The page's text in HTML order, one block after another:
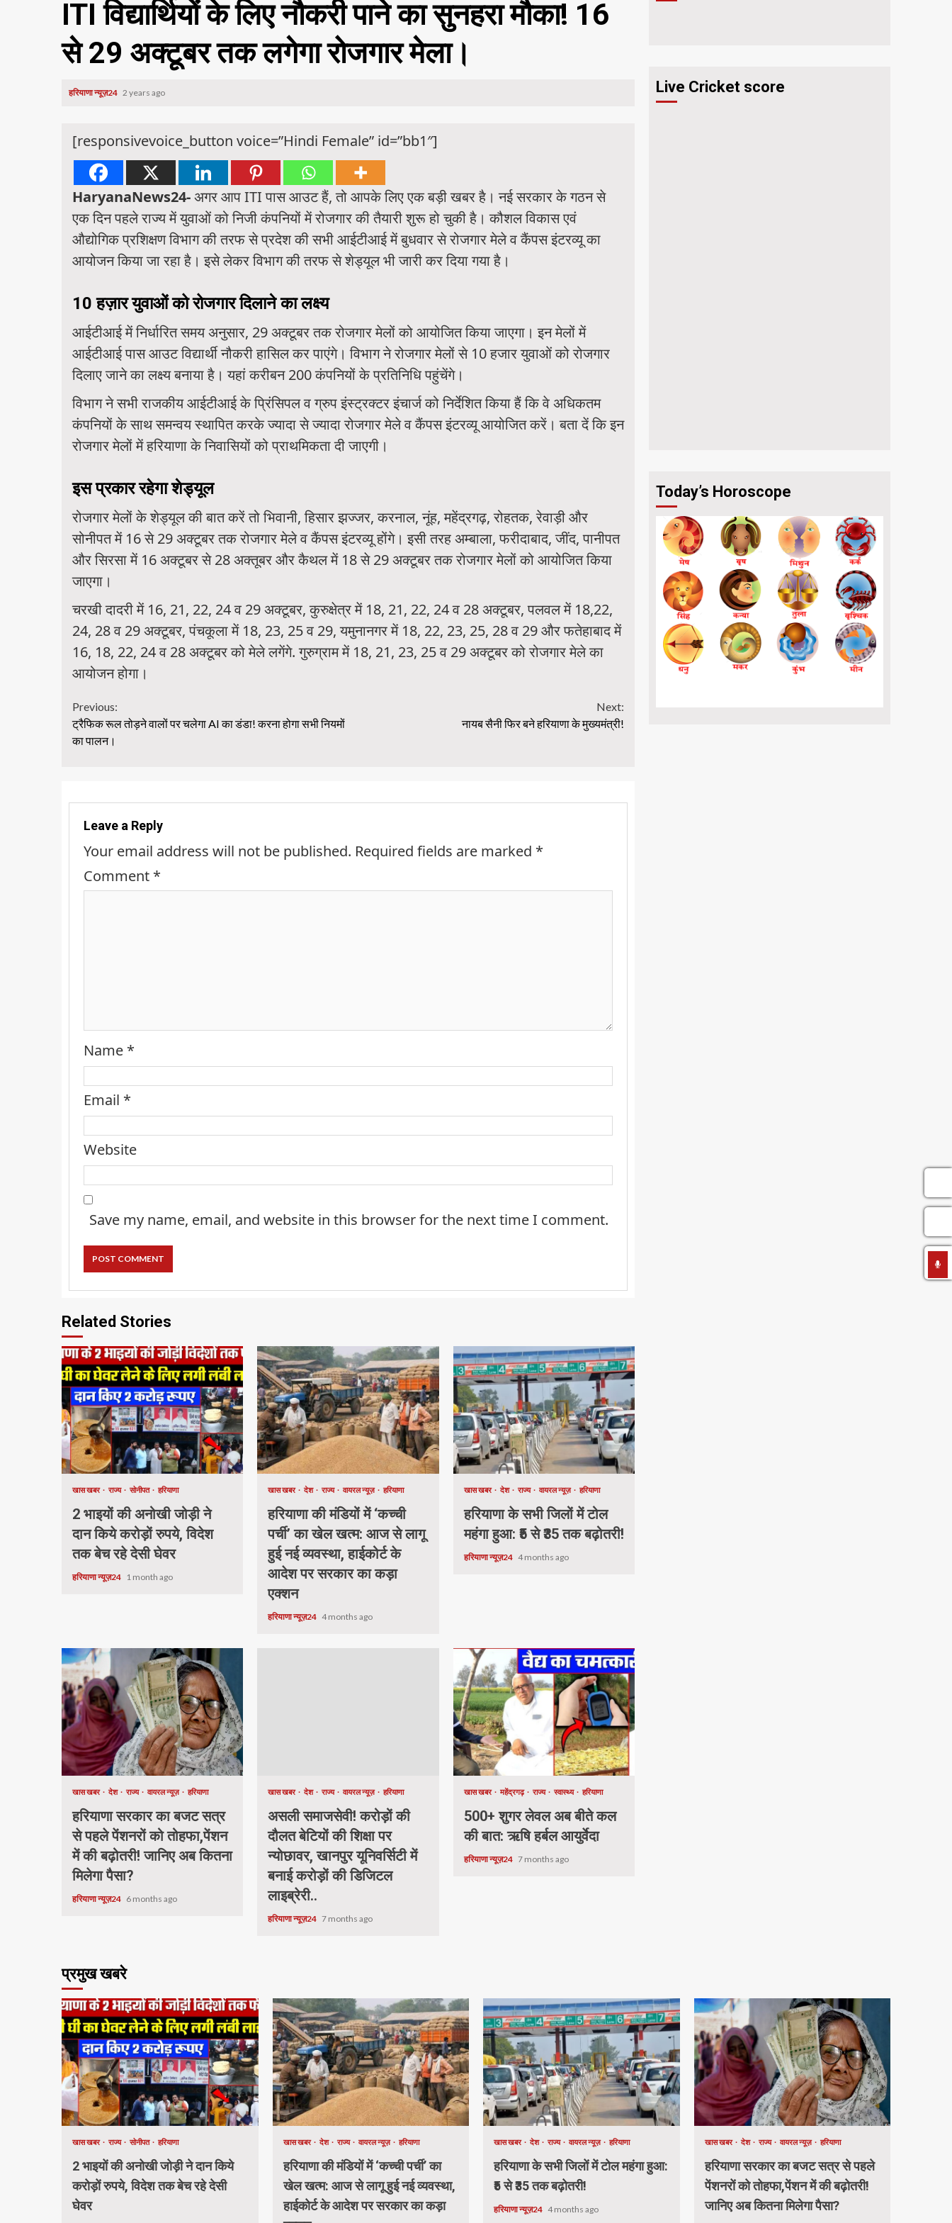
ITI विद्यार्थियों के लिए नौकरी पाने का सुनहरा मौका! 16
से 29 अक्टूबर तक लगेगा रोजगार मेला।
हरियाणा न्यूज़24 2 years ago
[responsivevoice_button voice=”Hindi Female” id=”bb1″]
HaryanaNews24-अगर आप ITI पास आउट हैं, तो आपके लिए एक बड़ी खबर है। नई सरकार के गठन से
एक दिन पहले राज्य में युवाओं को निजी कंपनियों में रोजगार की तैयारी शुरू हो चुकी है। कौशल विकास एवं
औद्योगिक प्रशिक्षण विभाग की तरफ से प्रदेश की सभी आईटीआई में बुधवार से रोजगार मेले व कैंपस इंटरव्यू का
आयोजन किया जा रहा है। इसे लेकर विभाग की तरफ से शेड्यूल भी जारी कर दिया गया है।
10 हज़ार युवाओं को रोजगार दिलाने का लक्ष्य
आईटीआई में निर्धारित समय अनुसार, 29 अक्टूबर तक रोजगार मेलों को आयोजित किया जाएगा। इन मेलों में
आईटीआई पास आउट विद्यार्थी नौकरी हासिल कर पाएंगे। विभाग ने रोजगार मेलों से 10 हजार युवाओं को रोजगार
दिलाए जाने का लक्ष्य बनाया है। यहां करीबन 200 कंपनियों के प्रतिनिधि पहुंचेंगे।
विभाग ने सभी राजकीय आईटीआई के प्रिंसिपल व ग्रुप इंस्ट्रक्टर इंचार्ज को निर्देशित किया हैं कि वे अधिकतम
कंपनियों के साथ समन्वय स्थापित करके ज्यादा से ज्यादा रोजगार मेले व कैंपस इंटरव्यू आयोजित करें। बता दें कि इन
रोजगार मेलों में हरियाणा के निवासियों को प्राथमिकता दी जाएगी।
इस प्रकार रहेगा शेड्यूल
रोजगार मेलों के शेड्यूल की बात करें तो भिवानी, हिसार झज्जर, करनाल, नूंह, महेंद्रगढ़, रोहतक, रेवाड़ी और
सोनीपत में 16 से 29 अक्टूबर तक रोजगार मेले व कैंपस इंटरव्यू होंगे। इसी तरह अम्बाला, फरीदाबाद, जींद, पानीपत
और सिरसा में 16 अक्टूबर से 28 अक्तूबर और कैथल में 18 से 29 अक्टूबर तक रोजगार मेलों को आयोजित किया
जाएगा।
चरखी दादरी में 16, 21, 22, 24 व 29 अक्टूबर, कुरुक्षेत्र में 18, 21, 22, 24 व 28 अक्टूबर, पलवल में 18,22,
24, 28 व 29 अक्टूबर, पंचकूला में 18, 23, 25 व 29, यमुनानगर में 18, 22, 23, 25, 28 व 29 और फतेहाबाद में
16, 18, 22, 24 व 28 अक्टूबर को मेले लगेंगे. गुरुग्राम में 18, 21, 23, 25 व 29 अक्टूबर को रोजगार मेले का
आयोजन होगा।
Continue
Reading
Previous:
ट्रैफिक रूल तोड़ने वालों पर चलेगा AI का डंडा! करना होगा सभी नियमों
का पालन।
Next:
नायब सैनी फिर बने हरियाणा के मुख्यमंत्री!
Leave a Reply
Your email address will not be published. Required fields are marked *
Comment *
Name *
Email *
Website
Save my name, email, and website in this browser for the next time I comment.
Related Stories
खास खबर राज्य सोनीपत हरियाणा
2 भाइयों की अनोखी जोड़ी ने
दान किये करोड़ों रुपये, विदेश
तक बेच रहे देसी घेवर
हरियाणा न्यूज़24 1 month ago
खास खबर देश राज्य वायरल न्यूज़ हरियाणा
हरियाणा की मंडियों में ‘कच्ची
पर्ची’ का खेल खत्म: आज से लागू
हुई नई व्यवस्था, हाईकोर्ट के
आदेश पर सरकार का कड़ा
एक्शन
हरियाणा न्यूज़24 4 months ago
खास खबर देश राज्य वायरल न्यूज़ हरियाणा
हरियाणा के सभी जिलों में टोल
महंगा हुआ: ₹5 से ₹35 तक बढ़ोतरी!
हरियाणा न्यूज़24 4 months ago
खास खबर देश राज्य वायरल न्यूज़ हरियाणा
हरियाणा सरकार का बजट सत्र
से पहले पेंशनरों को तोहफा,पेंशन
में की बढ़ोतरी! जानिए अब कितना
मिलेगा पैसा?
हरियाणा न्यूज़24 6 months ago
खास खबर देश राज्य वायरल न्यूज़ हरियाणा
असली समाजसेवी! करोड़ों की
दौलत बेटियों की शिक्षा पर
न्योछावर, खानपुर यूनिवर्सिटी में
बनाई करोड़ों की डिजिटल
लाइब्रेरी..
हरियाणा न्यूज़24 7 months ago
खास खबर महेंद्रगढ़ राज्य स्वास्थ्य हरियाणा
500+ शुगर लेवल अब बीते कल
की बात: ऋषि हर्बल आयुर्वेदा
हरियाणा न्यूज़24 7 months ago
Live Cricket score
Today’s Horoscope
प्रमुख खबरे
खास खबर राज्य सोनीपत हरियाणा
2 भाइयों की अनोखी जोड़ी ने दान किये
करोड़ों रुपये, विदेश तक बेच रहे देसी
घेवर
खास खबर देश राज्य वायरल न्यूज़ हरियाणा
हरियाणा की मंडियों में ‘कच्ची पर्ची’ का
खेल खत्म: आज से लागू हुई नई व्यवस्था,
हाईकोर्ट के आदेश पर सरकार का कड़ा
खास खबर देश राज्य वायरल न्यूज़ हरियाणा
हरियाणा के सभी जिलों में टोल महंगा हुआ:
₹5 से ₹35 तक बढ़ोतरी!
हरियाणा न्यूज़24 4 months ago
खास खबर देश राज्य वायरल न्यूज़ हरियाणा
हरियाणा सरकार का बजट सत्र से पहले
पेंशनरों को तोहफा,पेंशन में की बढ़ोतरी!
जानिए अब कितना मिलेगा पैसा?